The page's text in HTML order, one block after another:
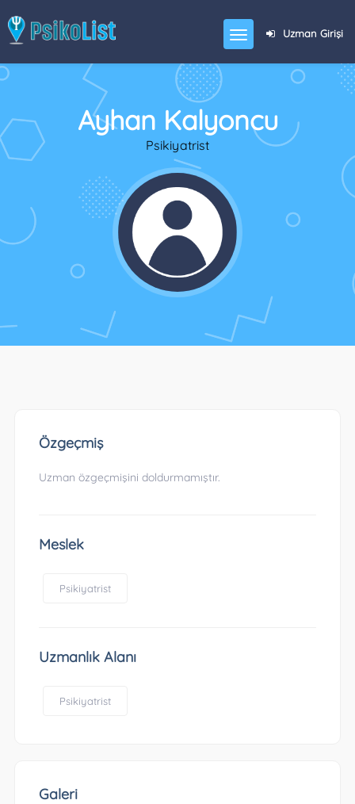
Uzman Girişi
Ayhan Kalyoncu
Psikiyatrist
Özgeçmiş
Uzman özgeçmişini doldurmamıştır.
Meslek
Psikiyatrist
Uzmanlık Alanı
Psikiyatrist
Galeri